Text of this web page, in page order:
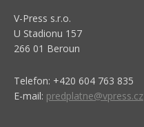
V-Press s.r.o.
U Stadionu 157
266 01 Beroun
Telefon: +420 604 763 835
E-mail: predplatne@vpress.cz